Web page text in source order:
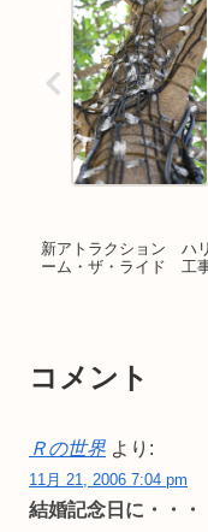
新アトラクション ハ
ーム・ザ・ライド 工
コメント
Ｒの世界 より:
11月 21, 2006 7:04 pm
結婚記念日に・・・